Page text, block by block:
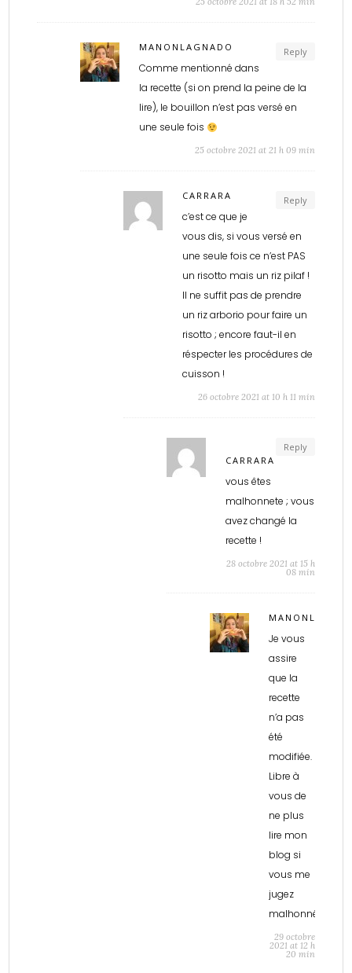
Reply
MANONLAGNADO
Comme mentionné dans
la recette (si on prend la peine de la
lire), le bouillon n’est pas versé en
une seule fois
25 octobre 2021 at 21 h 09 min
Reply
CARRARA
c’est ce que je
vous dis, si vous versé en
une seule fois ce n’est PAS
un risotto mais un riz pilaf !
Il ne suffit pas de prendre
un riz arborio pour faire un
risotto ; encore faut-il en
réspecter les procédures de
cuisson !
26 octobre 2021 at 10 h 11 min
Reply
CARRARA
vous êtes
malhonnete ; vous
avez changé la
recette !
28 octobre 2021 at 15 h
08 min
Je vous
assire
que la
recette
n’a pas
été
modifiée.
Libre à
vous de
ne plus
lire mon
blog si
vous me
jugez
malhonnête.
29 octobre
2021 at 12 h
20 min